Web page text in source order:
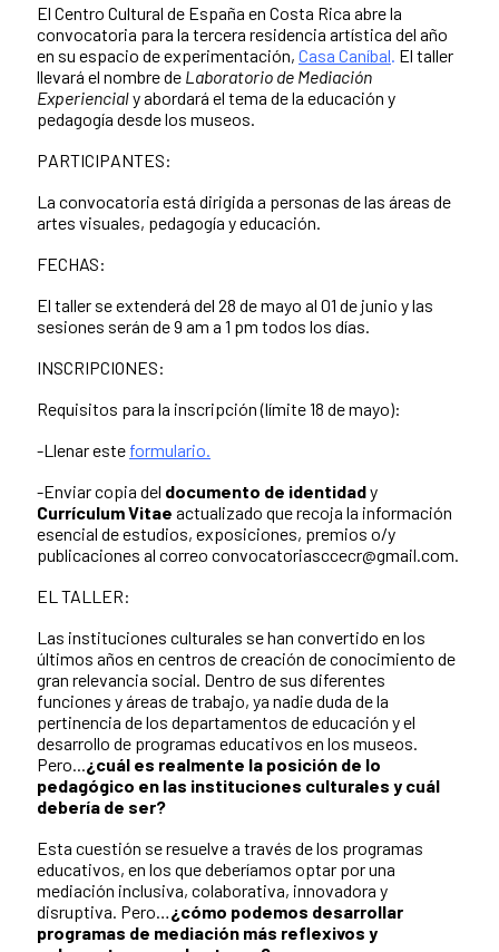
El Centro Cultural de España en Costa Rica abre la
convocatoria para la tercera residencia artística del año
en su espacio de experimentación, Casa Caníbal El taller
llevará el nombre de Laboratorio de Mediación
Experiencialy abordará el tema de la educación y
pedagogía desde los museos.
PARTICIPANTES:
La convocatoria está dirigida a personas de las áreas de
artes visuales, pedagogía y educación.
FECHAS:
El taller se extenderá del 28 de mayo al 01 de junio y las
sesiones serán de 9 am a 1 pm todos los días.
INSCRIPCIONES:
Requisitos para la inscripción (límite 18 de mayo):
-Llenar este formulario.
-Enviar copia del documento de identidady
Currículum Vitae actualizado que recoja la información
esencial de estudios, exposiciones, premios o/y
publicaciones al correo convocatoriasccecr@gmail.com.
EL TALLER:
Las instituciones culturales se han convertido en los
últimos años en centros de creación de conocimiento de
gran relevancia social. Dentro de sus diferentes
funciones y áreas de trabajo, ya nadie duda de la
pertinencia de los departamentos de educación y el
desarrollo de programas educativos en los museos.
Pero...
¿cuál es realmente la posición de lo
pedagógico en las instituciones culturales y cuál
debería de ser?
Esta cuestión se resuelve a través de los programas
educativos, en los que deberíamos optar por una
mediación inclusiva, colaborativa, innovadora y
disruptiva. Pero…
¿cómo podemos desarrollar
programas de mediación más reflexivos y